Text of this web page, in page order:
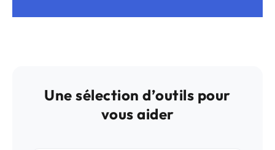
Une sélection d’outils pour
vous aider